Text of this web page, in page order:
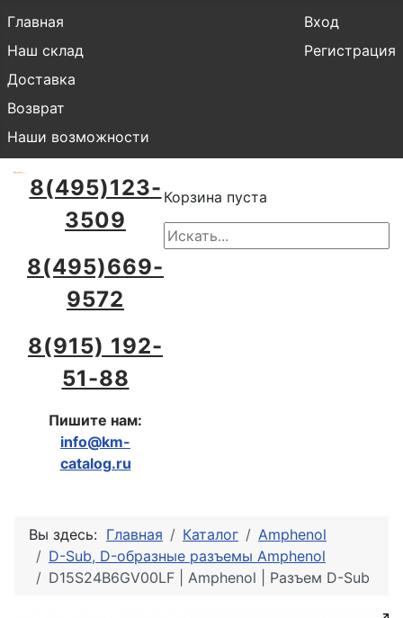
Главная
Наш склад
Доставка
Возврат
Наши возможности
Вход
Регистрация
8(495)123-
3509
8(495)669-
9572
8(915) 192-
51-88
Пишите нам:
info@km-
catalog.ru
Корзина пуста
Вы здесь: Главная Каталог
Amphenol
D-Sub, D-образные разъемы Amphenol
D15S24B6GV00LF | Amphenol | Разъем D-Sub